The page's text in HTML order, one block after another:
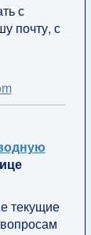
с
почту, с
текущие